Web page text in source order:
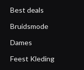
Best deals
Bruidsmode
Dames
Feest Kleding